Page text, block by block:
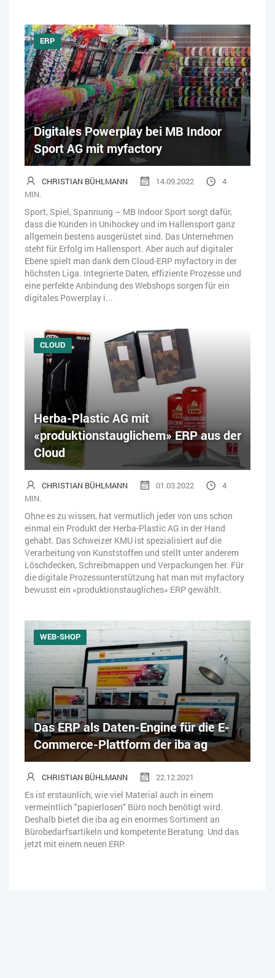
Digitales Powerplay bei MB Indoor
Sport AG mit myfactory
ERP
CHRISTIAN BÜHLMANN 14.09.2022
4
MIN.
Sport, Spiel, Spannung – MB Indoor Sport sorgt dafür,
dass die Kunden in Unihockey und im Hallensport ganz
allgemein bestens ausgerüstet sind. Das Unternehmen
steht für Erfolg im Hallensport. Aber auch auf digitaler
Ebene spielt man dank dem Cloud-ERP myfactory in der
höchsten Liga. Integrierte Daten, effiziente Prozesse und
eine perfekte Anbindung des Webshops sorgen für ein
digitales Powerplay i...
Herba-Plastic AG mit
«produktionstauglichem» ERP aus der
Cloud
CLOUD
CHRISTIAN BÜHLMANN 01.03.2022
4
MIN.
Ohne es zu wissen, hat vermutlich jeder von uns schon
einmal ein Produkt der Herba-Plastic AG in der Hand
gehabt. Das Schweizer KMU ist spezialisiert auf die
Verarbeitung von Kunststoffen und stellt unter anderem
Löschdecken, Schreibmappen und Verpackungen her. Für
die digitale Prozessunterstützung hat man mit myfactory
bewusst ein «produktionstaugliches» ERP gewählt.
Das ERP als Daten-Engine für die E-
Commerce-Plattform der iba ag
WEB-SHOP
CHRISTIAN BÜHLMANN 22.12.2021
Es ist erstaunlich, wie viel Material auch in einem
vermeintlich "papierlosen" Büro noch benötigt wird.
Deshalb bietet die iba ag ein enormes Sortiment an
Bürobedarfsartikeln und kompetente Beratung. Und das
jetzt mit einem neuen ERP.